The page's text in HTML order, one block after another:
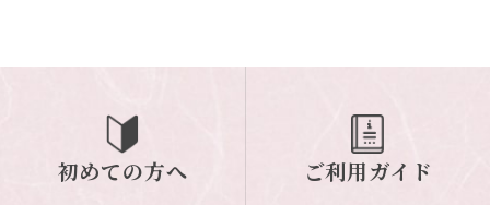
初めての方へ ご利用ガイド